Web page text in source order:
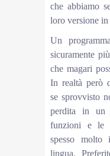
che abbiamo
loro versione
Un
sicuramente
che magari
In realtà però
se sprovvisto
perdita in un
funzioni e le
spesso molto
lingua.